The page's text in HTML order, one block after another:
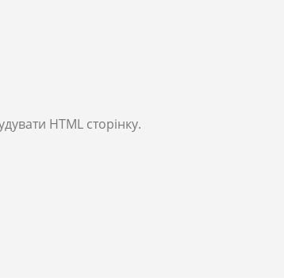
HTML сторінку.